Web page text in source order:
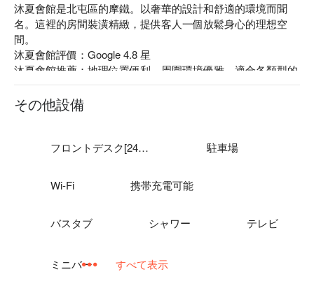
沐夏會館是北屯區的摩鐵。以奢華的設計和舒適的環境而聞
名。這裡的房間裝潢精緻，提供客人一個放鬆身心的理想空
間。
沐夏會館評價：Google 4.8 星
沐夏會館推薦：地理位置便利，周圍環境優雅，適合各類型的
客人。無論是商務出差還是家庭旅遊，這裡都能提供舒適的住
宿體驗。
編號：臺中市旅館 504
その他設備
フロントデスク[24時間] 駐車場
Wi-Fi 携帯充電可能
バスタブ シャワー テレビ
ミニバー すべて表示